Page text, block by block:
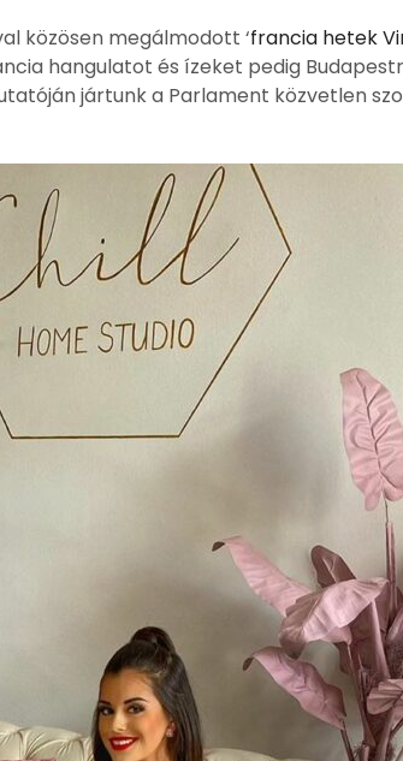
közösen megálmodott ‘francia hetek
hangulatot és ízeket pedig
jártunk a Parlament közvetlen